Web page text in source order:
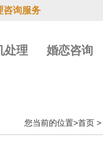
咨询服务
处理 婚恋咨询
您当前的位置>首页 >